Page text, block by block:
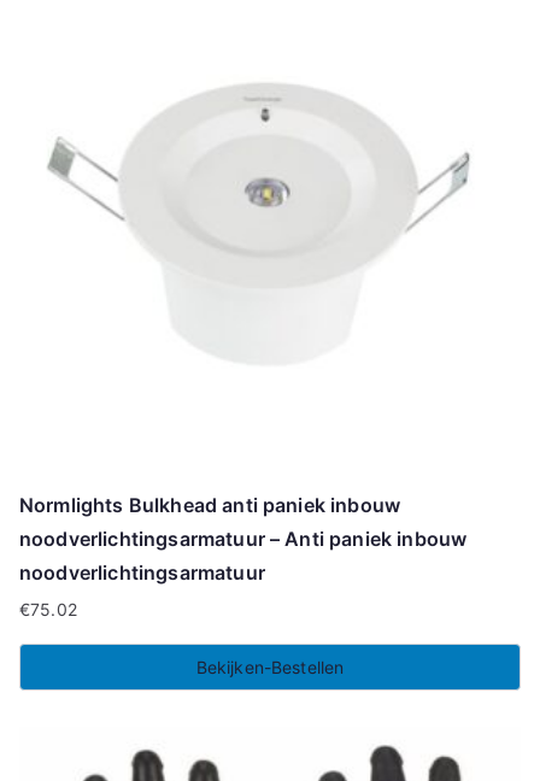
Normlights Bulkhead anti paniek inbouw
noodverlichtingsarmatuur – Anti paniek inbouw
noodverlichtingsarmatuur
€75.02
Bekijken-Bestellen